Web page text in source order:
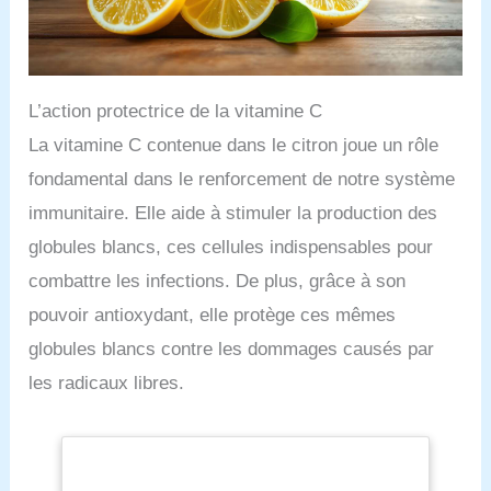
L’action protectrice de la vitamine C
La vitamine C contenue dans le citron joue un rôle
fondamental dans le renforcement de notre système
immunitaire. Elle aide à stimuler la production des
globules blancs, ces cellules indispensables pour
combattre les infections. De plus, grâce à son
pouvoir antioxydant, elle protège ces mêmes
globules blancs contre les dommages causés par
les radicaux libres.